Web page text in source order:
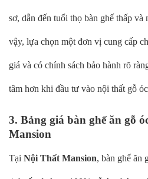
sơ, dẫn đến tuổi thọ bàn ghế thấp
vậy, lựa chọn một đơn vị cung cấp
giá và có chính sách bảo hành rõ
tâm hơn khi đầu tư vào nội thất gỗ
3. Bảng giá bàn ghế ăn gỗ
Mansion
Tại Nội Thất Mansion, bàn ghế ăn